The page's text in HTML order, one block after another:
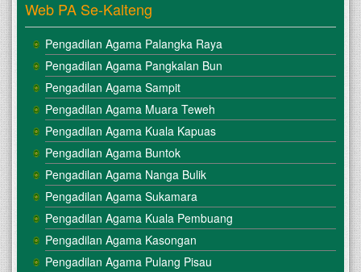
Web PA Se-Kalteng
Pengadilan Agama Palangka Raya
Pengadilan Agama Pangkalan Bun
Pengadilan Agama Sampit
Pengadilan Agama Muara Teweh
Pengadilan Agama Kuala Kapuas
Pengadilan Agama Buntok
Pengadilan Agama Nanga Bulik
Pengadilan Agama Sukamara
Pengadilan Agama Kuala Pembuang
Pengadilan Agama Kasongan
Pengadilan Agama Pulang Pisau